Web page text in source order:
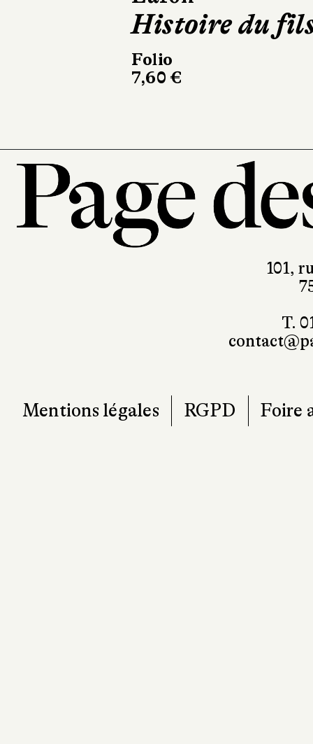
honorable
Actes Sud
199 pages, 18,50 €
101,
T.
Mentions légales RGPD Foire